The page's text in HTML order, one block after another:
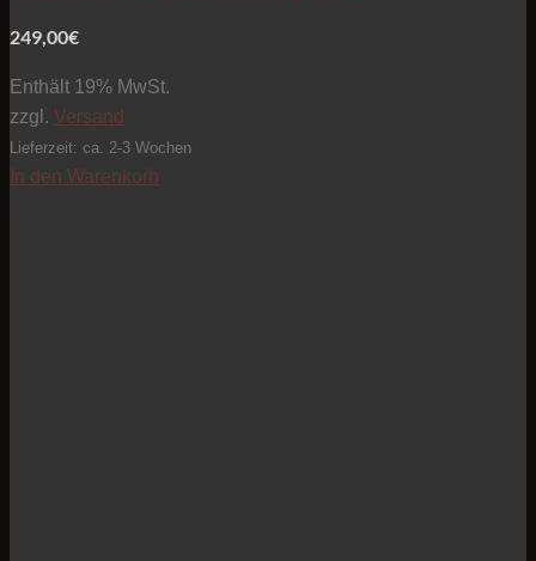
249,00€
Enthält 19% MwSt.
zzgl. Versand
Lieferzeit: ca. 2-3 Wochen
In den Warenkorb